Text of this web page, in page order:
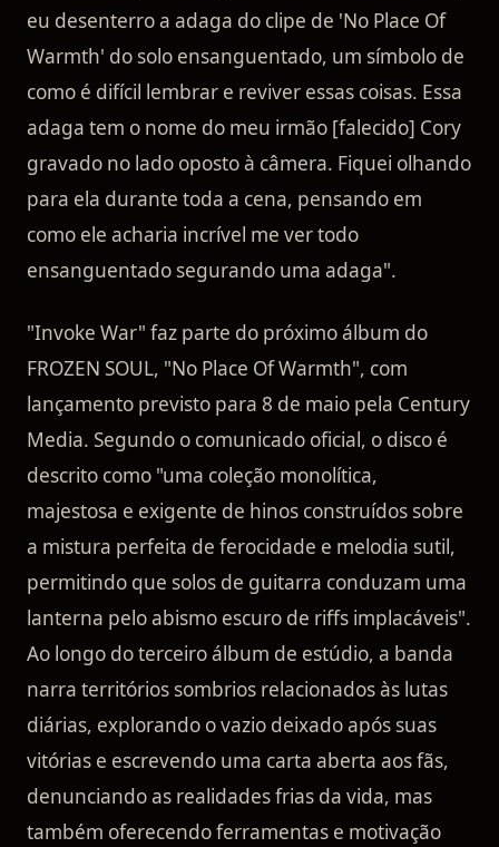
eu desenterro a adaga do clipe de 'No Place Of
Warmth' do solo ensanguentado, um símbolo de
como é difícil lembrar e reviver essas coisas. Essa
adaga tem o nome do meu irmão [falecido] Cory
gravado no lado oposto à câmera. Fiquei olhando
para ela durante toda a cena, pensando em
como ele acharia incrível me ver todo
ensanguentado segurando uma adaga".
"Invoke War" faz parte do próximo álbum do
FROZEN SOUL, "No Place Of Warmth", com
lançamento previsto para 8 de maio pela Century
Media. Segundo o comunicado oficial, o disco é
descrito como "uma coleção monolítica,
majestosa e exigente de hinos construídos sobre
a mistura perfeita de ferocidade e melodia sutil,
permitindo que solos de guitarra conduzam uma
lanterna pelo abismo escuro de riffs implacáveis".
Ao longo do terceiro álbum de estúdio, a banda
narra territórios sombrios relacionados às lutas
diárias, explorando o vazio deixado após suas
vitórias e escrevendo uma carta aberta aos fãs,
denunciando as realidades frias da vida, mas
também oferecendo ferramentas e motivação